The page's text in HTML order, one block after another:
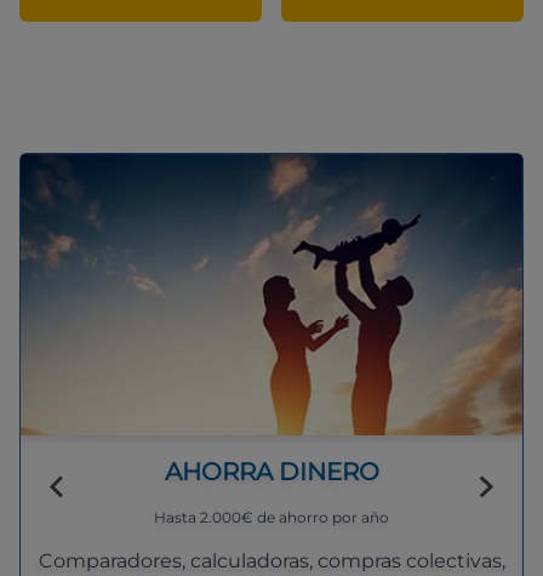
AHORRA DINERO
Hasta 2.000€ de ahorro por año
Comparadores, calculadoras, compras colectivas,